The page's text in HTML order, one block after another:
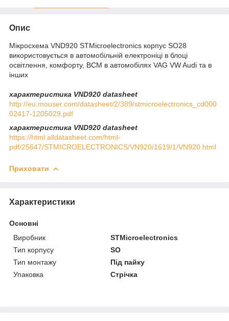
Опис
Мікросхема VND920 STMicroelectronics корпус SO28
використовується в автомобільній електроніці в блоці
освітлення, комфорту, BCM в автомобілях VAG VW Audi та в
інших
характеристика VND920 datasheet
http://eu.mouser.com/datasheet/2/389/stmicroelectronics_cd000
02417-1205029.pdf
характеристика VND920 datasheet
https://html.alldatasheet.com/html-
pdf/25647/STMICROELECTRONICS/VN920/1619/1/VN920.html
Приховати
Характеристики
Основні
Виробник
STMicroelectronics
Тип корпусу
SO
Тип монтажу
Під пайку
Упаковка
Стрічка